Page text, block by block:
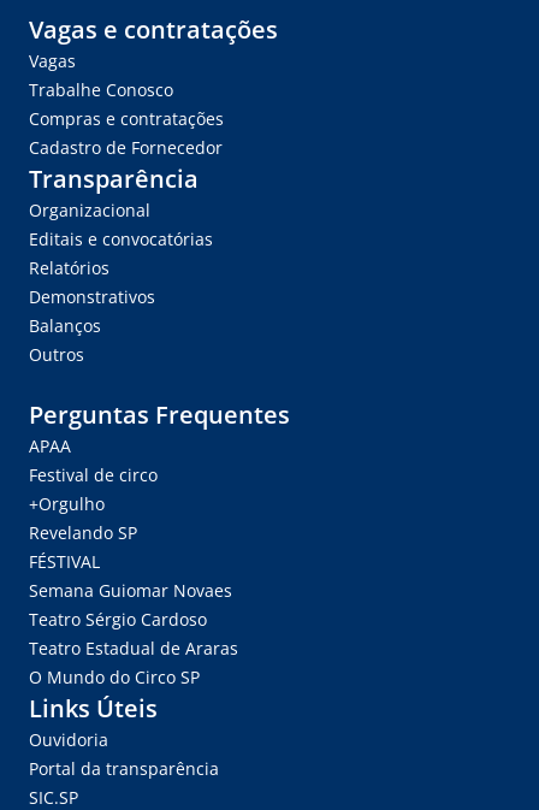
Vagas e contratações
Vagas
Trabalhe Conosco
Compras e contratações
Cadastro de Fornecedor
Transparência
Organizacional
Editais e convocatórias
Relatórios
Demonstrativos
Balanços
Outros
Perguntas Frequentes
APAA
Festival de circo
+Orgulho
Revelando SP
FÉSTIVAL
Semana Guiomar Novaes
Teatro Sérgio Cardoso
Teatro Estadual de Araras
O Mundo do Circo SP
Links Úteis
Ouvidoria
Portal da transparência
SIC.SP